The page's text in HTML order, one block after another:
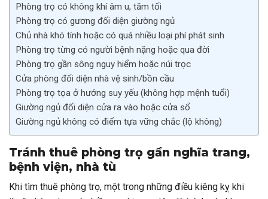
Phòng trọ có không khí âm u, tăm tối
Phòng trọ có gương đối diện giường ngủ
Chủ nhà khó tính hoặc có quá nhiều loại phí phát sinh
Phòng trọ từng có người bệnh nặng hoặc qua đời
Phòng trọ gần sông nguy hiểm hoặc núi trọc
Cửa phòng đối diện nhà vệ sinh/bồn cầu
Phòng trọ tọa ở hướng suy yếu (không hợp mệnh tuổi)
Giường ngủ đối diện cửa ra vào hoặc cửa sổ
Giường ngủ không có điểm tựa vững chắc (lộ không)
Tránh thuê phòng trọ gần nghĩa trang,
bệnh viện, nhà tù
Khi tìm thuê phòng trọ, một trong những điều kiêng kỵ khi